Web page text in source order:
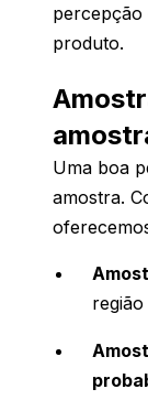
percepção
produto.
Uma boa
amostra.